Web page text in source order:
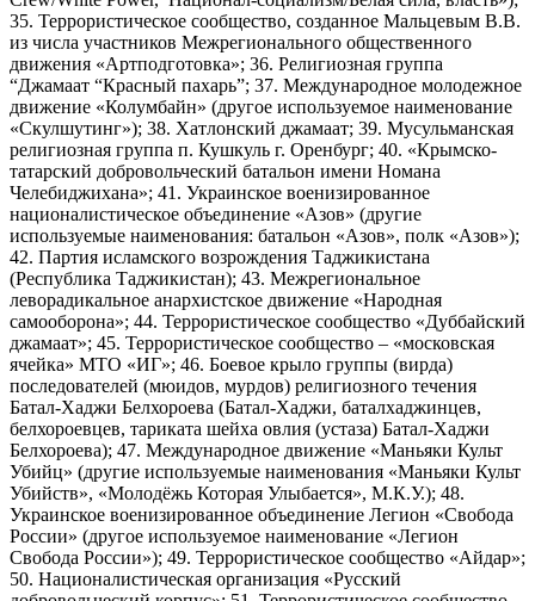
35. Террористическое сообщество, созданное Мальцевым В.В.
из числа участников Межрегионального общественного
движения «Артподготовка»; 36. Религиозная группа
“Джамаат “Красный пахарь”; 37. Международное молодежное
движение «Колумбайн» (другое используемое наименование
«Скулшутинг»); 38. Хатлонский джамаат; 39. Мусульманская
религиозная группа п. Кушкуль г. Оренбург; 40. «Крымско-
татарский добровольческий батальон имени Номана
Челебиджихана»; 41. Украинское военизированное
националистическое объединение «Азов» (другие
используемые наименования: батальон «Азов», полк «Азов»);
42. Партия исламского возрождения Таджикистана
(Республика Таджикистан); 43. Межрегиональное
леворадикальное анархистское движение «Народная
самооборона»; 44. Террористическое сообщество «Дуббайский
джамаат»; 45. Террористическое сообщество – «московская
ячейка» МТО «ИГ»; 46. Боевое крыло группы (вирда)
последователей (мюидов, мурдов) религиозного течения
Батал-Хаджи Белхороева (Батал-Хаджи, баталхаджинцев,
белхороевцев, тариката шейха овлия (устаза) Батал-Хаджи
Белхороева); 47. Международное движение «Маньяки Культ
Убийц» (другие используемые наименования «Маньяки Культ
Убийств», «Молодёжь Которая Улыбается», М.К.У.); 48.
Украинское военизированное объединение Легион «Свобода
России» (другое используемое наименование «Легион
Свобода России»); 49. Террористическое сообщество «Айдар»;
50. Националистическая организация «Русский